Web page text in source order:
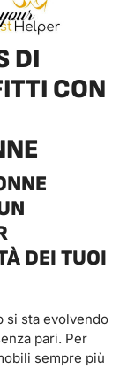
DI
CON
DEI TUOI
si sta evolvendo
pari. Per
sempre più